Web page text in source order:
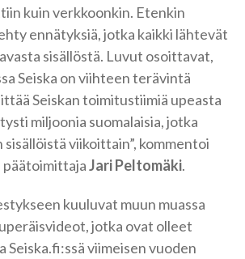
kuin verkkoonkin. Etenkin
ennätyksiä, jotka kaikki lähtevät
sisällöstä. Luvut osoittavat,
Seiska on viihteen terävintä
Seiskan toimitustiimiä upeasta
miljoonia suomalaisia, jotka
viikoittain”, kommentoi
päätoimittajaJari Peltomäki.
kuuluvat muun muassa
jotka ovat olleet
viimeisen vuoden